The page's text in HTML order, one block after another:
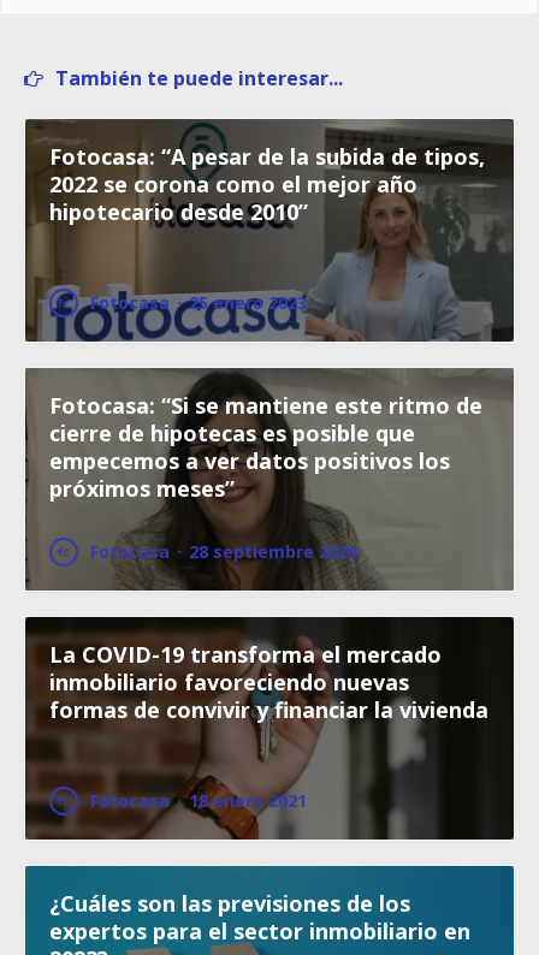
También te puede interesar...
Fotocasa: “A pesar de la subida de tipos,
2022 se corona como el mejor año
hipotecario desde 2010”
Fotocasa · 25 enero 2023
Fotocasa: “Si se mantiene este ritmo de
cierre de hipotecas es posible que
empecemos a ver datos positivos los
próximos meses”
Fotocasa · 28 septiembre 2020
La COVID-19 transforma el mercado
inmobiliario favoreciendo nuevas
formas de convivir y financiar la vivienda
Fotocasa · 18 enero 2021
¿Cuáles son las previsiones de los
expertos para el sector inmobiliario en